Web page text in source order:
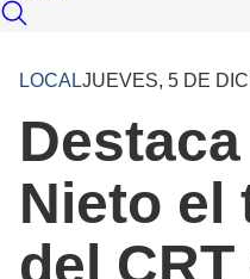
LOCALJUEVES, 5 DE
Nieto el
del